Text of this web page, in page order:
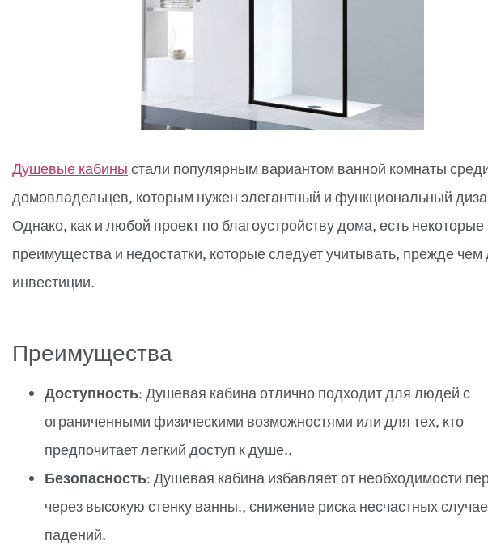
Душевые кабины стали популярным вариантом ванной комнаты
домовладельцев, которым нужен элегантный и функциональный
Однако, как и любой проект по благоустройству дома, есть некоторые
преимущества и недостатки, которые следует учитывать, прежде чем
инвестиции.
Преимущества
Доступность: Душевая кабина отлично подходит для людей с
ограниченными физическими возможностями или для тех, кто
предпочитает легкий доступ к душе..
Безопасность: Душевая кабина избавляет от необходимости
через высокую стенку ванны., снижение риска несчастных
падений.